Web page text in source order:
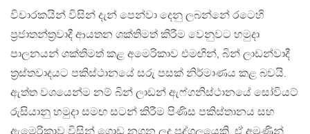
විචාරකයින් විසින් දැන් පෙන්වා දෙනු ලබන්නේ රටෙහි
ප්‍රජාතන්ත්‍රවාදී ආයතන ශක්තිමත් කිරීම වෙනුවට හමුදා
පාලනයන් ශක්තිමත් කළ අමෙරිකාව එමඟින්, බින් ලාඩන්වාදී
ත්‍රස්තවාදයට පකිස්ථානයේ සරු පසක් නිර්මාණය කළ බවයි.
ඇත්ත වශයෙන්ම නම් බින් ලාඩන් ඇෆ්ගනිස්ථානයේ සෝවියට්
රුසියානු හමුදා සමඟ සටන් කිරීම පිණිස පකිස්තානය සහ